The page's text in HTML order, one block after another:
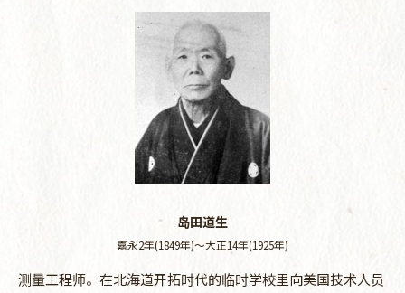
岛田道生
嘉永2年(1849年)～大正14年(1925年)
测量工程师。在北海道开拓时代的临时学校里向美国技术人员